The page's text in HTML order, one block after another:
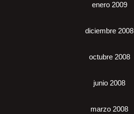
enero 2009
diciembre 2008
octubre 2008
junio 2008
marzo 2008